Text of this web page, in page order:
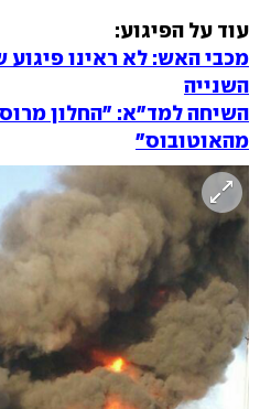
עוד על הפיגוע:
מכבי האש: לא ראינו
השנייה
השיחה למד"א: "החלון
מהאוטובוס"